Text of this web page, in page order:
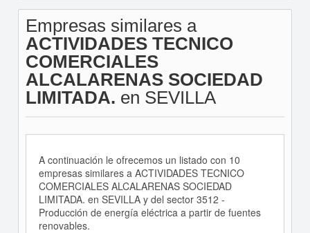
Empresas similares a
ACTIVIDADES TECNICO
COMERCIALES
ALCALARENAS SOCIEDAD
LIMITADA. en SEVILLA
A continuación le ofrecemos un listado con 10
empresas similares a ACTIVIDADES TECNICO
COMERCIALES ALCALARENAS SOCIEDAD
LIMITADA. en SEVILLA y del sector 3512 -
Producción de energía eléctrica a partir de fuentes
renovables.